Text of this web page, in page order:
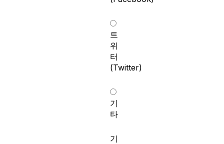
트
위
터
(Twitter)
기
타
기